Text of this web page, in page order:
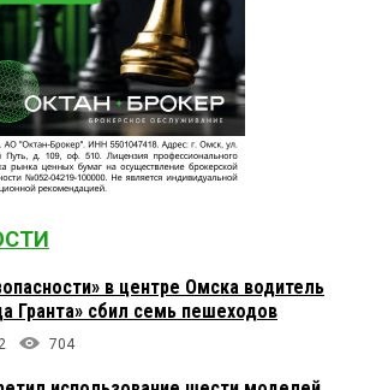
в центре Омска водитель
Гранта» сбил семь пешеходов
2 704